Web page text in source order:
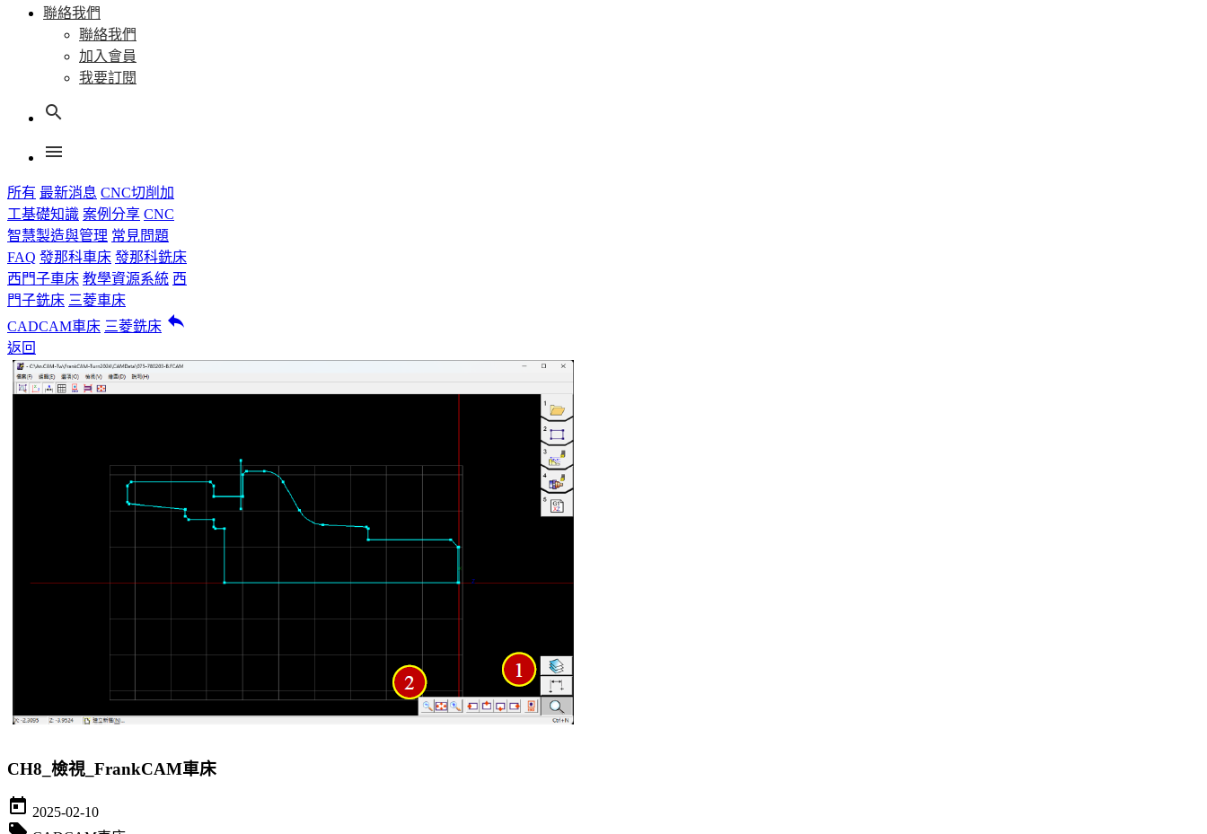
聯絡我們
聯絡我們
加入會員
我要訂閱
search
menu
所有 最新消息 CNC切削加
工基礎知識 案例分享 CNC
智慧製造與管理 常見問題
FAQ 發那科車床 發那科銑床
西門子車床 教學資源系統 西
門子銑床 三菱車床
CADCAM車床 三菱銑床 reply
返回
CH8_檢視_FrankCAM車床
today 2025-02-10